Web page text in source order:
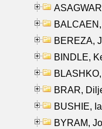
BEREZA,
BINDLE,
BRAR,
BUSHIE,
BYRAM,